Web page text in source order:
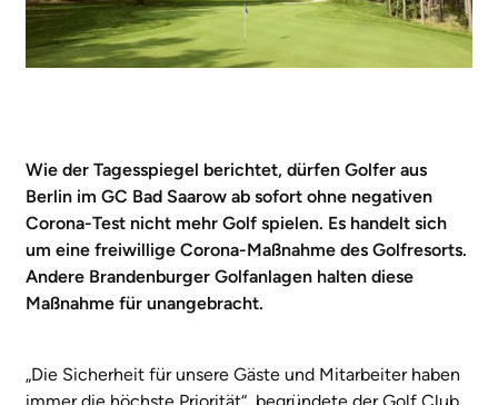
Wie der Tagesspiegel berichtet, dürfen Golfer aus
Berlin im GC Bad Saarow ab sofort ohne negativen
Corona-Test nicht mehr Golf spielen. Es handelt sich
um eine freiwillige Corona-Maßnahme des Golfresorts.
Andere Brandenburger Golfanlagen halten diese
Maßnahme für unangebracht.
„Die Sicherheit für unsere Gäste und Mitarbeiter haben